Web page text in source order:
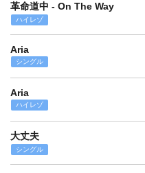
革命道中 - On The Way
ハイレゾ
Aria
シングル
Aria
ハイレゾ
大丈夫
シングル